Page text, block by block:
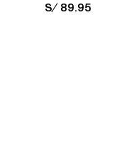
PRICE:
S/ 89.95